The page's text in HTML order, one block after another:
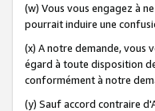
(w) Vous vous engagez à
pourrait induire une
(x) A notre demande, vous
égard à toute disposition
conformément à notre
(y) Sauf accord contraire